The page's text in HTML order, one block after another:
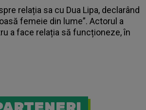
relația sa cu Dua Lipa, declarând
femeie din lume”. Actorul a
a face relația să funcționeze, în